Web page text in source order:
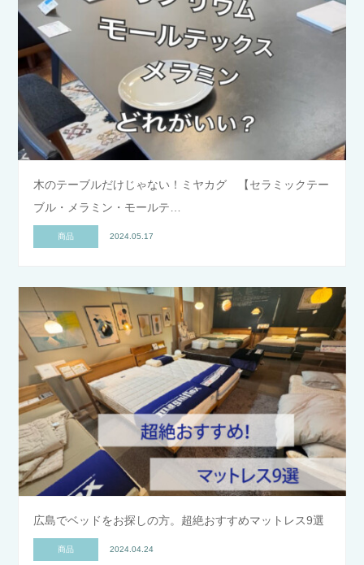
木のテーブルだけじゃない！ミヤカグ 【セラミックテー
ブル・メラミン・モールテ…
商品 2024.05.17
広島でベッドをお探しの方。超絶おすすめマットレス9選
商品 2024.04.24